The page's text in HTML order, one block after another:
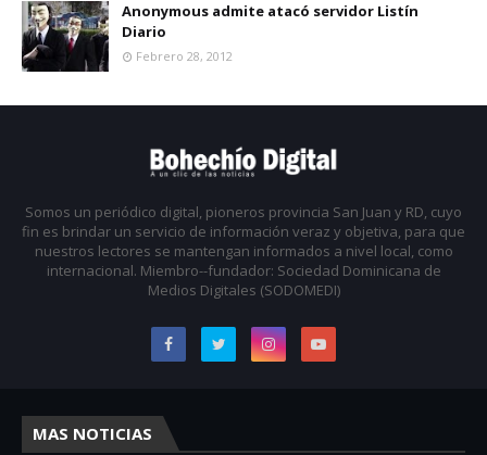
Anonymous admite atacó servidor Listín
Diario
Febrero 28, 2012
Somos un periódico digital, pioneros provincia San Juan y RD, cuyo
fin es brindar un servicio de información veraz y objetiva, para que
nuestros lectores se mantengan informados a nivel local, como
internacional. Miembro--fundador: Sociedad Dominicana de
Medios Digitales (SODOMEDI)
MAS NOTICIAS